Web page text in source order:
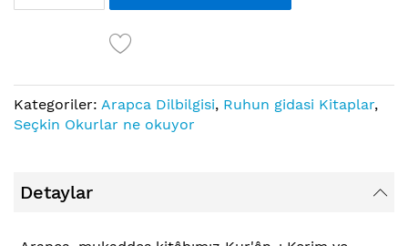
Kategoriler: Arapca Dilbilgisi, Ruhun gidasi Kitaplar,
Seçkin Okurlar ne okuyor
Detaylar